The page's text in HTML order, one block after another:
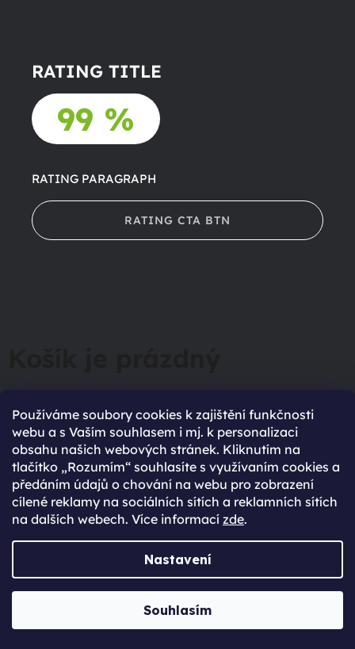
Používáme soubory cookies k zajištění funkčnosti
webu a s Vaším souhlasem i mj. k personalizaci
obsahu našich webových stránek. Kliknutím na
tlačítko „Rozumím“ souhlasíte s využívaním cookies a
předáním údajů o chování na webu pro zobrazení
cílené reklamy na sociálních sítích a reklamních sítích
na dalších webech. Více informací zde.
Nastavení
Souhlasím
RATING TITLE
99 %
RATING PARAGRAPH
RATING CTA BTN
Potřebuješ poradit při výběr nového zařízení? Neváhej se
na nás obrátit.
ZPĚT DO OBCHODU
96% spokojených zákazníků
(Based on 2750 Reviews)